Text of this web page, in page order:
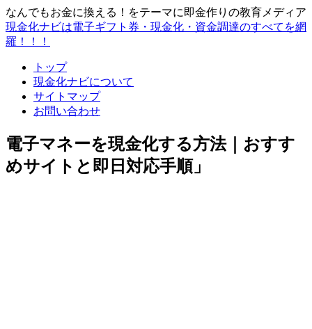
なんでもお金に換える！をテーマに即金作りの教育メディア
現金化ナビは電子ギフト券・現金化・資金調達のすべてを網
羅！！！
トップ
現金化ナビについて
サイトマップ
お問い合わせ
電子マネーを現金化する方法｜おすす
めサイトと即日対応手順」